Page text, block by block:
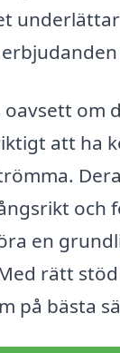
oavsett
att ha
och
en
rätt
på bästa